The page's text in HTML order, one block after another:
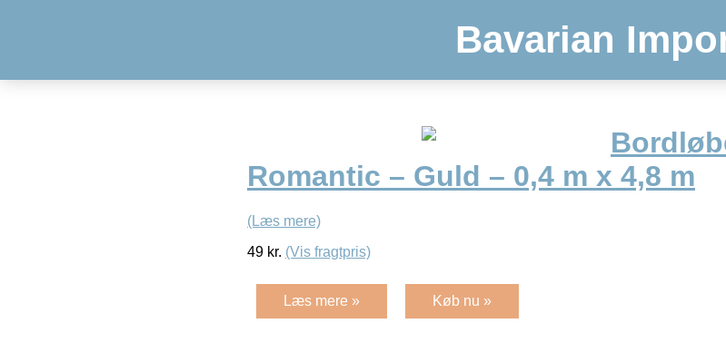
Bavarian
Romantic – Guld – 0,4 m x 4,8 m
(Læs mere)
49 kr. (Vis fragtpris)
Læs mere » Køb nu »